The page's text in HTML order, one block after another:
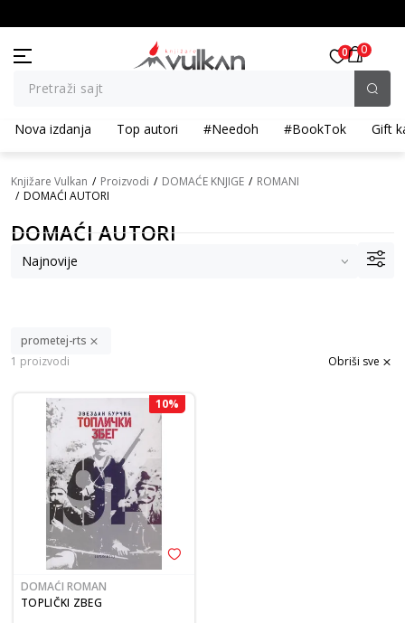
Pretraži sajt
0 0
Nova izdanja Top autori #Needoh #BookTok Gift
Knjižare Vulkan Proizvodi DOMAĆE KNJIGE
ROMANI
DOMAĆI AUTORI
DOMAĆI AUTORI
prometej-rts
1 proizvodi
Obriši sve
10%
DOMAĆI ROMAN
TOPLIČKI ZBEG